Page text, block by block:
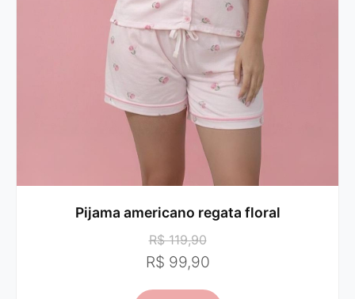
Pijama americano regata floral
R$ 119,90
R$ 99,90